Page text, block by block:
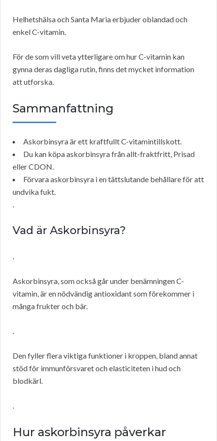
Helhetshälsa och Santa Maria erbjuder oblandad och
enkel C-vitamin.
För de som vill veta ytterligare om hur C-vitamin kan
gynna deras dagliga rutin, finns det mycket information
att utforska.
Sammanfattning
Askorbinsyra är ett kraftfullt C-vitamintillskott.
Du kan köpa askorbinsyra från allt-fraktfritt, Prisad
eller CDON.
Förvara askorbinsyra i en tättslutande behållare för att
undvika fukt.
.
Vad är Askorbinsyra?
.
Askorbinsyra, som också går under benämningen C-
vitamin, är en nödvändig antioxidant som förekommer i
många frukter och bär.
.
Den fyller flera viktiga funktioner i kroppen, bland annat
stöd för immunförsvaret och elasticiteten i hud och
blodkärl.
.
Hur askorbinsyra påverkar